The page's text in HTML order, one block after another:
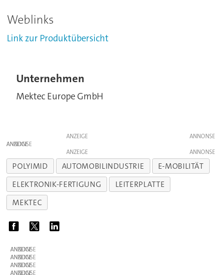
Weblinks
Link zur Produktübersicht
Unternehmen
Mektec Europe GmbH
ANZEIGE
ANZEIGE
ANZEIGE
POLYIMID AUTOMOBILINDUSTRIE
E-MOBILITÄT
ELEKTRONIK-FERTIGUNG
LEITERPLATTE
MEKTEC
ANZEIGE
ANZEIGE
ANZEIGE
ANZEIGE